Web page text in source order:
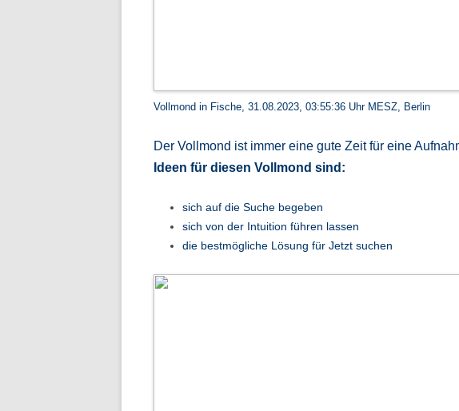
Vollmond in Fische, 31.08.2023, 03:55:36 Uhr MESZ, Berlin
Der Vollmond ist immer eine gute Zeit für eine
Ideen für diesen Vollmond sind:
sich auf die Suche begeben
sich von der Intuition führen lassen
die bestmögliche Lösung für Jetzt suchen